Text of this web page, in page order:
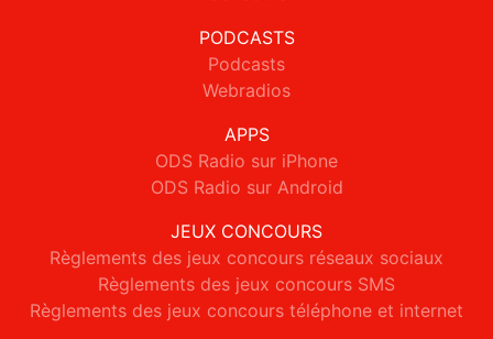
PODCASTS
Podcasts
Webradios
APPS
ODS Radio sur iPhone
ODS Radio sur Android
JEUX CONCOURS
Règlements des jeux concours réseaux sociaux
Règlements des jeux concours SMS
Règlements des jeux concours téléphone et internet